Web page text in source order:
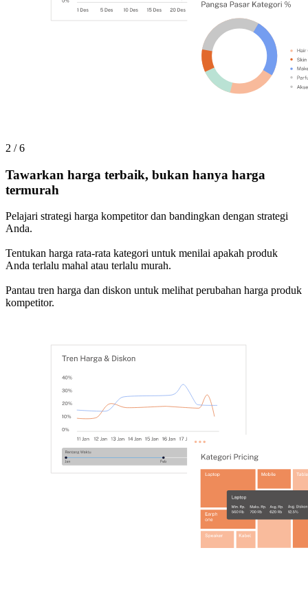
2 / 6
Tawarkan harga terbaik, bukan hanya harga
termurah
Pelajari strategi harga kompetitor dan bandingkan dengan strategi
Anda.
Tentukan harga rata-rata kategori untuk menilai apakah produk
Anda terlalu mahal atau terlalu murah.
Pantau tren harga dan diskon untuk melihat perubahan harga produk
kompetitor.